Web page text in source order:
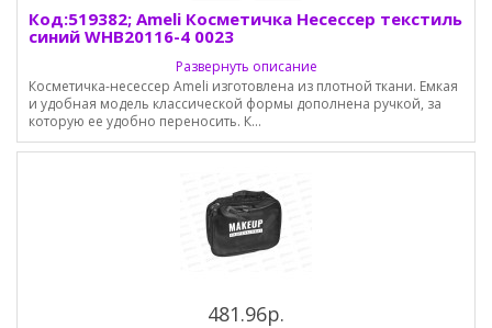
Код:519382; Ameli Косметичка Несессер текстиль
синий WHB20116-4 0023
Развернуть описание
Косметичка-несессер Ameli изготовлена из плотной ткани. Емкая
и удобная модель классической формы дополнена ручкой, за
которую ее удобно переносить. К...
481.96р.